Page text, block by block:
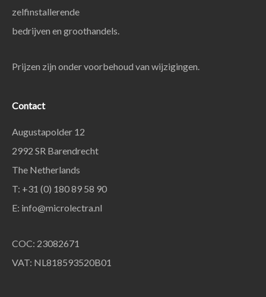
zelfinstallerende
bedrijven en groothandels.
Prijzen zijn onder voorbehoud van wijzigingen.
Contact
Augustapolder 12
2992 SR Barendrecht
The Netherlands
T: +31 (0) 180 89 58 90
E: info@microlectra.nl
COC: 23082671
VAT: NL818593520B01